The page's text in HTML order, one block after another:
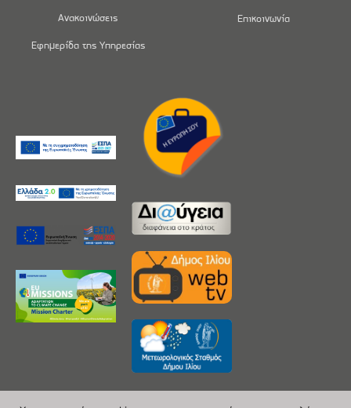
Ανακοινώσεις
Εφημερίδα της Υπηρεσίας
Επικοινωνία